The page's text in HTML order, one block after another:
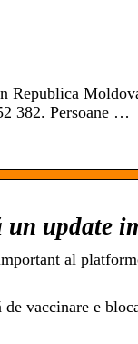
382. Persoane …
un
al
vaccinare e